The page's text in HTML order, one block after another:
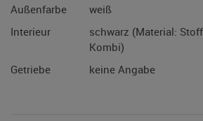
Außenfarbe
weiß
Interieur
schwarz (Material:
Kombi)
Getriebe
keine Angabe